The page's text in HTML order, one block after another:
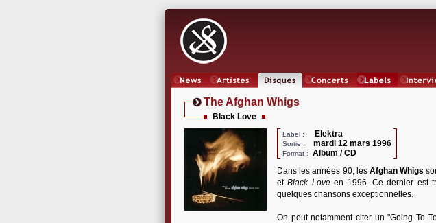
The Afghan Whigs
Black Love
Label : Elektra
Sortie : mardi 12 mars 1996
Format :
Album / CD
Dans les années 90, les Afghan Whigs
etBlack Loveen 1996. Ce dernier est
quelques chansons exceptionnelles.
On peut notamment citer un "Going To